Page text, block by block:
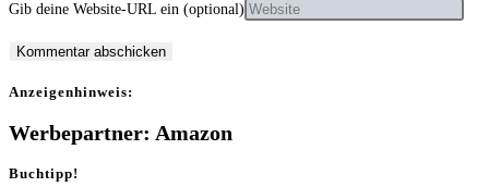
Gib deine Website-URL ein (optional)
Anzei­gen­hin­weis:
Werbepartner: Amazon
Buchtipp!